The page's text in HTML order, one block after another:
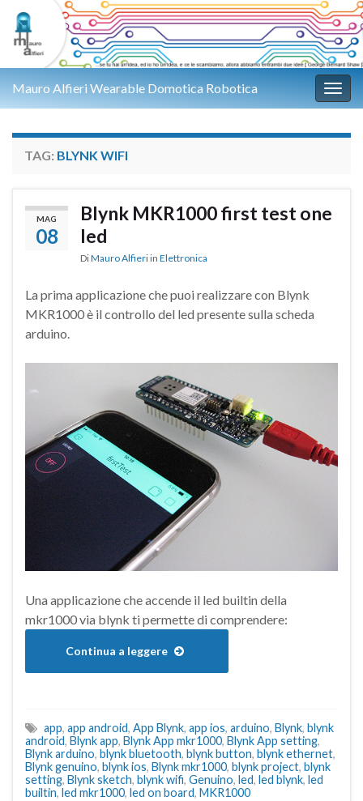
Mauro Alfieri Wearable Domotica Robotica
TAG: BLYNK WIFI
MAG
08
Blynk MKR1000 first test one
led
DiMauro Alfieri in Elettronica
La prima applicazione che puoi realizzare con Blynk
MKR1000 è il controllo del led presente sulla scheda
arduino.
Una applicazione che accende il led builtin della
mkr1000 via blynk ti permette di comprendere:
Continua a leggere
app, app android, App Blynk, app ios, arduino, Blynk, blynk
android, Blynk app, Blynk App mkr1000, Blynk App setting,
Blynk arduino, blynk bluetooth, blynk button, blynk ethernet,
Blynk genuino, blynk ios, Blynk mkr1000, blynk project, blynk
setting, Blynk sketch, blynk wifi, Genuino, led, led blynk, led
builtin, led mkr1000, led on board, MKR1000